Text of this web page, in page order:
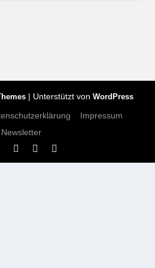
| Unterstützt von WordPress
Impressum
Newsletter